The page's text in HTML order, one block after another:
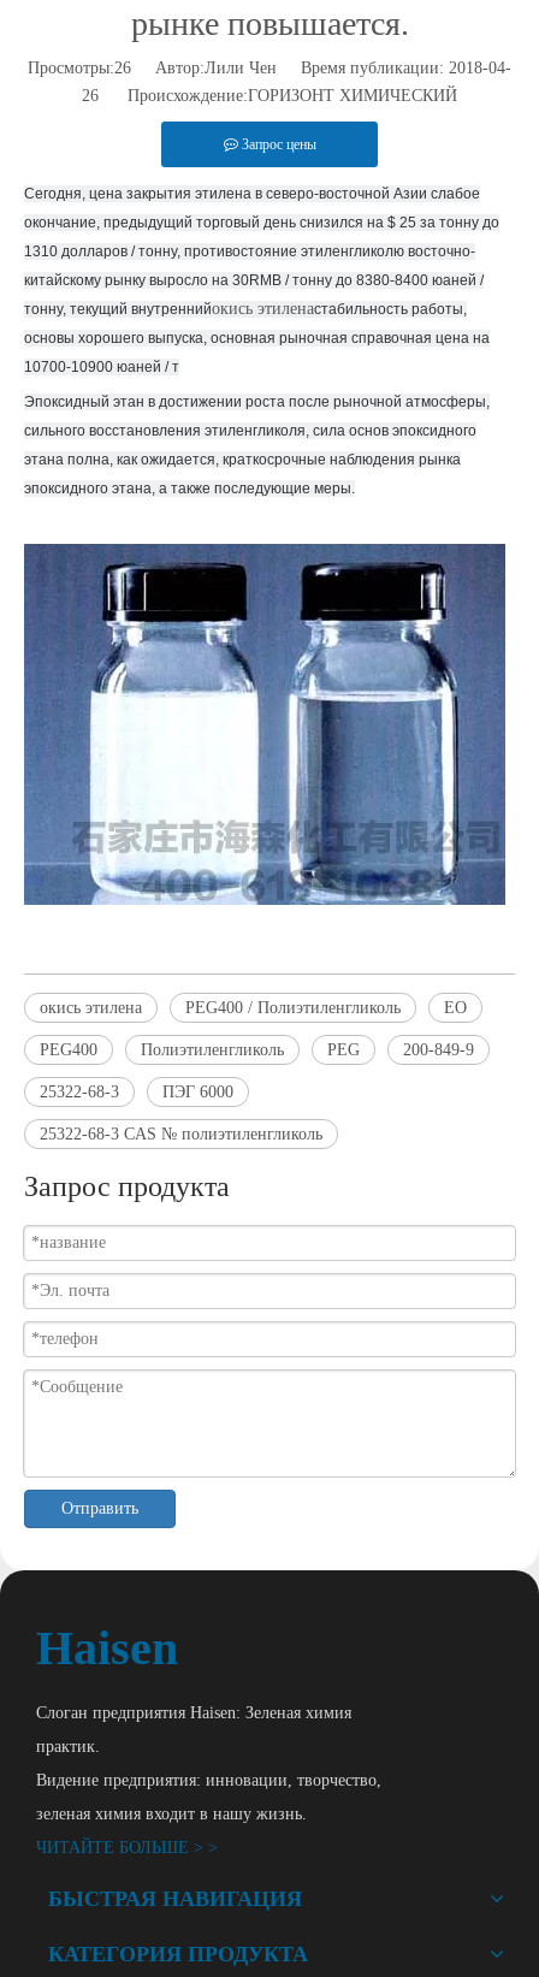
рынке повышается.
Просмотры:26 Автор:Лили Чен Время публикации: 2018-04-
26 Происхождение:ГОРИЗОНТ ХИМИЧЕСКИЙ
Запрос цены
Сегодня, цена закрытия этилена в северо-восточной Азии слабое
окончание, предыдущий торговый день снизился на $ 25 за тонну до
1310 долларов / тонну, противостояние этиленгликолю восточно-
китайскому рынку выросло на 30RMB / тонну до 8380-8400 юаней /
тонну, текущий внутреннийокись этиленастабильность работы,
основы хорошего выпуска, основная рыночная справочная цена на
10700-10900 юаней / т
Эпоксидный этан в достижении роста после рыночной атмосферы,
сильного восстановления этиленгликоля, сила основ эпоксидного
этана полна, как ожидается, краткосрочные наблюдения рынка
эпоксидного этана, а также последующие меры.
окись этилена PEG400 / Полиэтиленгликоль EO
PEG400 Полиэтиленгликоль PEG 200-849-9
25322-68-3 ПЭГ 6000
25322-68-3 CAS № полиэтиленгликоль
Запрос продукта
Отправить
Haisen
Слоган предприятия Haisen: Зеленая химия
практик.
Видение предприятия: инновации, творчество,
зеленая химия входит в нашу жизнь.
ЧИТАЙТЕ БОЛЬШЕ > >
БЫСТРАЯ НАВИГАЦИЯ
КАТЕГОРИЯ ПРОДУКТА